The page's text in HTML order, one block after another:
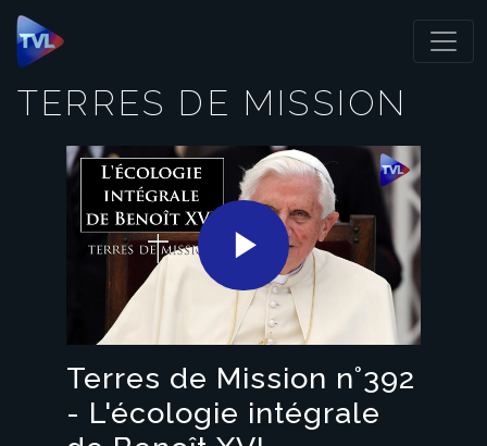
Panneau de gestion des cookies
TERRES DE MISSION
Play
Video
Terres de Mission n°392
- L'écologie intégrale